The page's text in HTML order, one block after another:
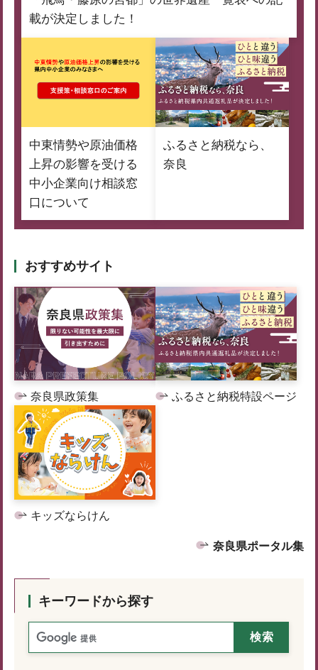
載が決定しました！
中東情勢や原油価格
上昇の影響を受ける
中小企業向け相談窓
口について
ふるさと納税なら、
奈良
おすすめサイト
奈良県政策集 ふるさと納税特設ページ
キッズならけん
奈良県ポータル集
キーワードから探す